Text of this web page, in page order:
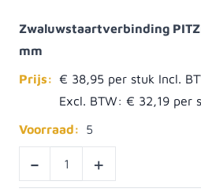
Zwaluwstaartverbinding
mm
Prijs: € 38,95
Excl. BTW: € 32,19
Voorraad:
5
- +